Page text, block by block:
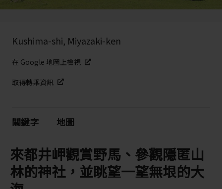
Kushima-shi, Miyazaki-ken
在 Google 地圖上檢視
取得轉乘資訊
關鍵字 地圖
來都井岬觀賞野馬、參觀隱匿山
林的神社，並眺望一望無垠的大